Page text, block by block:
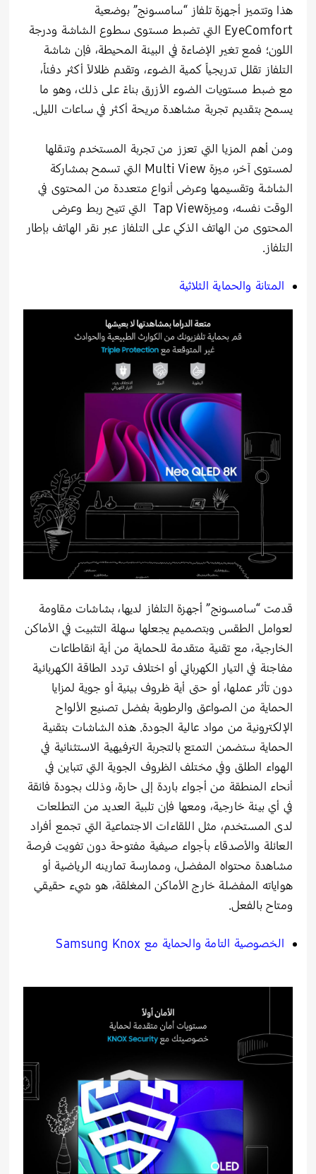
هذا وتتميز أجهزة تلفاز “سامسونج” بوضعية
EyeComfort التي تضبط مستوى سطوع الشاشة ودرجة
اللون؛ فمع تغير الإضاءة في البيئة المحيطة، فإن شاشة
التلفاز تقلل تدريجياً كمية الضوء، وتقدم ظلالاً أكثر دفئاً،
مع ضبط مستويات الضوء الأزرق بناءً على ذلك، وهو ما
يسمح بتقديم تجربة مشاهدة مريحة أكثر في ساعات الليل.
ومن أهم المزيا التي تعزز من تجربة المستخدم وتنقلها
لمستوى آخر، ميزة Multi View التي تسمح بمشاركة
الشاشة وتقسيمها وعرض أنواع متعددة من المحتوى في
الوقت نفسه، وميزةTap View التي تتيح ربط وعرض
المحتوى من الهاتف الذكي على التلفاز عبر نقر الهاتف بإطار
التلفاز.
المتانة والحماية الثلاثية
قدمت “سامسونج” أجهزة التلفاز لديها، بشاشات مقاومة
لعوامل الطقس وبتصميم يجعلها سهلة التثبيت في الأماكن
الخارجية، مع تقنية متقدمة للحماية من أية انقاطاعات
مفاجئة في التيار الكهربائي أو اختلاف تردد الطاقة الكهربائية
دون تأثر عملها، أو حتى أية ظروف بيئية أو جوية لمزايا
الحماية من الصواعق والرطوبة بفضل تصنيع الألواح
الإلكترونية من مواد عالية الجودة. هذه الشاشات بتقنية
الحماية ستضمن التمتع بالتجربة الترفيهية الاستثنائية في
الهواء الطلق وفي مختلف الظروف الجوية التي تتباين في
أنحاء المنطقة من أجواء باردة إلى حارة، وذلك بجودة فائقة
في أي بيئة خارجية، ومعها فإن تلبية العديد من التطلعات
لدى المستخدم، مثل اللقاءات الاجتماعية التي تجمع أفراد
العائلة والأصدقاء بأجواء صيفية مفتوحة دون تفويت فرصة
مشاهدة محتواه المفضل، وممارسة تمارينه الرياضية أو
هواياته المفضلة خارج الأماكن المغلقة، هو شيء حقيقي
ومتاح بالفعل.
الخصوصية التامة والحماية مع Samsung Knox